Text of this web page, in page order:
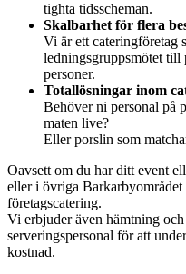
tighta tidsscheman.
Skalbarhet för flera
Vi är ett cateringföretag
ledningsgruppsmötet
personer.
Totallösningar inom
Behöver ni personal på
maten live?
Eller porslin som
Oavsett om du har ditt event
eller i övriga Barkarbyområdet
företagscatering.
Vi erbjuder även hämtning
serveringspersonal för att
kostnad.